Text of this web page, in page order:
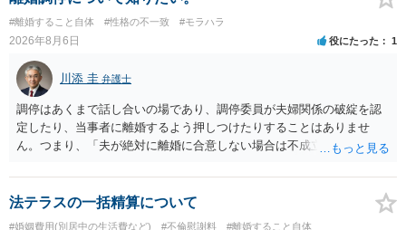
#離婚すること自体 #性格の不一致 #モラハラ
2026年8月6日 役にたった 1
川添 圭 弁護士
調停はあくまで話し合いの場であり、調停委員が夫婦関係の破綻を認
定したり、当事者に離婚するよう押しつけたりすることはありませ
ん。つまり、「夫が絶対に離婚に合意しない場合は不成立になり」、
きません。 調停段階での離婚成立を希望するなら、夫が離婚に前向き
になるような条件提示をする等、模索するほかありません（極端な話
をいえば、夫から「この条件なら離婚してもよい」として提示された
法テラスの一括精算について
#婚姻費用(別居中の生活費など) #不倫慰謝料 #離婚すること自体